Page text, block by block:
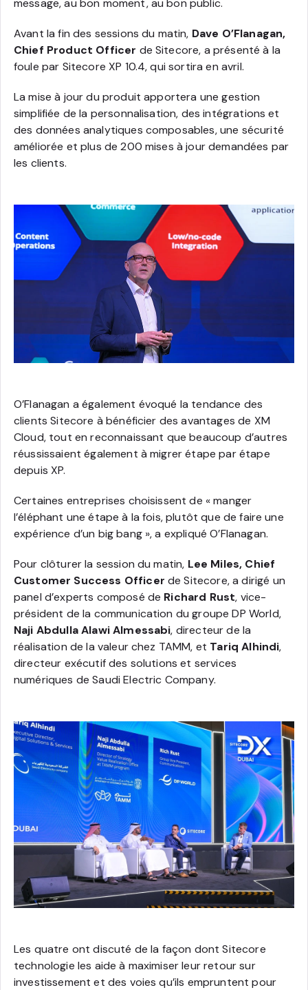
message, au bon moment, au bon public.
Avant la fin des sessions du matin, Dave O’Flanagan,
Chief Product Officer de Sitecore, a présenté à la
foule par Sitecore XP 10.4, qui sortira en avril.
La mise à jour du produit apportera une gestion
simplifiée de la personnalisation, des intégrations et
des données analytiques composables, une sécurité
améliorée et plus de 200 mises à jour demandées par
les clients.
O’Flanagan a également évoqué la tendance des
clients Sitecore à bénéficier des avantages de XM
Cloud, tout en reconnaissant que beaucoup d’autres
réussissaient également à migrer étape par étape
depuis XP.
Certaines entreprises choisissent de « manger
l’éléphant une étape à la fois, plutôt que de faire une
expérience d’un big bang », a expliqué O’Flanagan.
Pour clôturer la session du matin, Lee Miles, Chief
Customer Success Officer de Sitecore, a dirigé un
panel d’experts composé de Richard Rust, vice-
président de la communication du groupe DP World,
Naji Abdulla Alawi Almessabi, directeur de la
réalisation de la valeur chez TAMM, et Tariq Alhindi,
directeur exécutif des solutions et services
numériques de Saudi Electric Company.
Les quatre ont discuté de la façon dont Sitecore
technologie les aide à maximiser leur retour sur
investissement et des voies qu’ils empruntent pour